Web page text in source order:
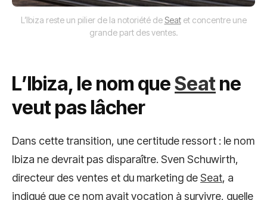
L’Ibiza reste un pilier de la notoriété deSeatet concentre une
grande part des ventes.
L’Ibiza, le nom queSeatne
veut pas lâcher
Dans cette transition, une certitude ressort : le nom
Ibiza ne devrait pas disparaître. Sven Schuwirth,
directeur des ventes et du marketing deSeat, a
indiqué que ce nom avait vocation à survivre, quelle